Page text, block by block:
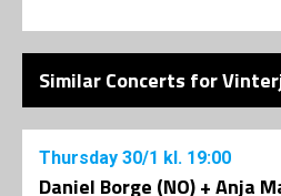
Similar Concerts for
Thursday 30/1 kl. 19:00
Daniel Borge (NO) + Anja